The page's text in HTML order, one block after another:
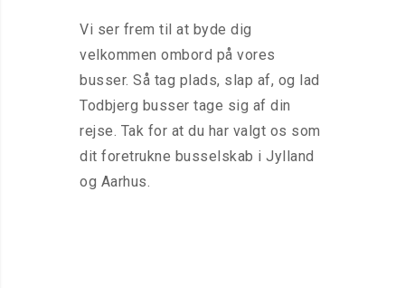
Vi ser frem til at byde dig
velkommen ombord på vores
busser. Så tag plads, slap af, og lad
Todbjerg busser tage sig af din
rejse. Tak for at du har valgt os som
dit foretrukne busselskab i Jylland
og Aarhus.